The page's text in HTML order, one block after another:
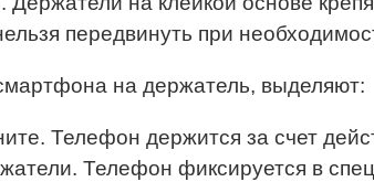
передвинуть при
на держатель, выделяют:
Телефон держится за счет
Телефон фиксируется в